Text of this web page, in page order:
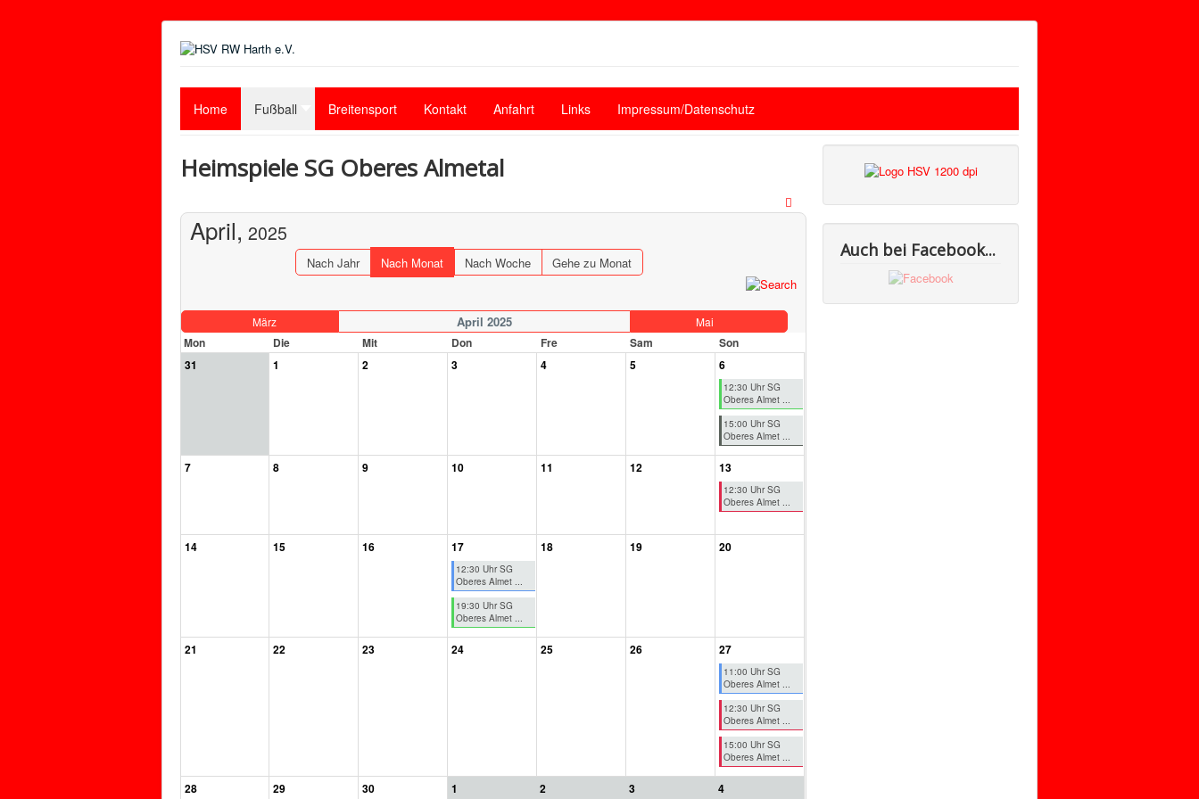
Home Fußball Breitensport Kontakt Anfahrt Links Impressum/Datenschutz
Heimspiele SG Oberes Almetal
April, 2025
Nach Jahr Nach Monat Nach Woche Gehe zu Monat
März April 2025 Mai
Mon Die Mit Don Fre Sam
Son
31
1 2 3 4 5 6
12:30 Uhr SG
Oberes Almet ...
15:00 Uhr SG
Oberes Almet ...
7 8 9 10 11 12 13
12:30 Uhr SG
Oberes Almet ...
14 15 16 17
12:30 Uhr SG
Oberes Almet ...
19:30 Uhr SG
Oberes Almet ...
18 19 20
21 22 23 24 25 26 27
11:00 Uhr SG
Oberes Almet ...
12:30 Uhr SG
Oberes Almet ...
15:00 Uhr SG
Oberes Almet ...
28 29 30 1 2 3 4
Auch bei Facebook...